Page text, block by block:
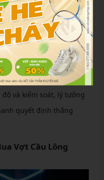
Hollow Shaft tăng khả
5U cho tốc độ vung
kế siêu nhẹ, thân đàn
tuyến sau.
và kiểm soát, lý tưởng
quyết định thắng
Vợt Cầu Lông